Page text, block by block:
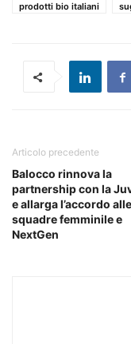
prodotti bio italiani
Articolo precedente
Balocco rinnova la
partnership con la
e allarga l’accordo alle
squadre femminile e
NextGen